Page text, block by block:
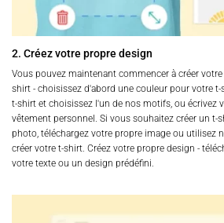
2. Créez votre propre design
Vous pouvez maintenant commencer à créer
shirt - choisissez d'abord une couleur pour votre
t-shirt et choisissez l'un de nos motifs, ou écrivez
vêtement personnel. Si vous souhaitez créer un t-
photo, téléchargez votre propre image ou utilisez
créer votre t-shirt. Créez votre propre design -
votre texte ou un design prédéfini.